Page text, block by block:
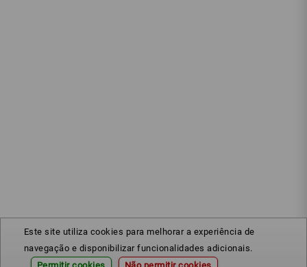
Este site utiliza cookies para melhorar a experiência de
navegação e disponibilizar funcionalidades adicionais.